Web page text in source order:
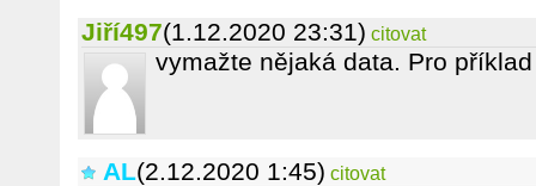
Jiří497(1.12.2020 23:31) citovat
vymažte nějaká data. Pro
AL(2.12.2020 1:45) citovat